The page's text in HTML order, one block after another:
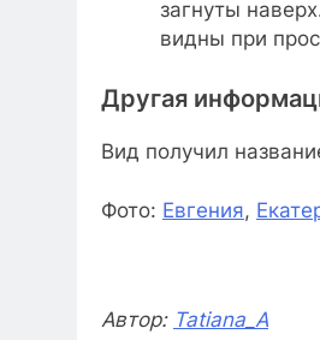
загнуты
видны при
Другая
Вид получил
Фото: Евгения,
Автор: Tatiana_A